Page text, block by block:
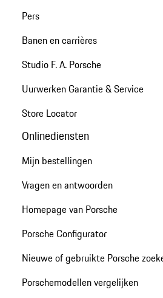
Pers
Banen en carrières
Studio F. A. Porsche
Uurwerken Garantie & Service
Store Locator
Onlinediensten
Mijn bestellingen
Vragen en antwoorden
Homepage van Porsche
Porsche Configurator
Nieuwe of gebruikte Porsche
Porschemodellen vergelijken